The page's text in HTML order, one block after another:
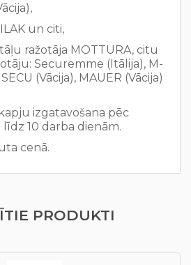
un citi,
ražotāja MOTTURA, citu
Securemme (Itālija), M-
(Vācija), MAUER (Vācija)
izgatavošana pēc
10 darba dienām.
cenā.
PRODUKTI